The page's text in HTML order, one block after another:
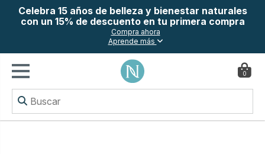
Celebra 15 años de belleza y bienestar naturales
con un 15% de descuento en tu primera compra
Compra ahora
Aprende más
0